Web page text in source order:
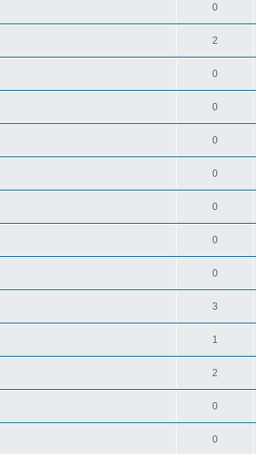
0
2
0
0
0
0
0
0
0
3
1
2
0
0